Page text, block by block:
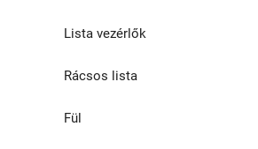
Lista vezérlők
Rácsos lista
Fül